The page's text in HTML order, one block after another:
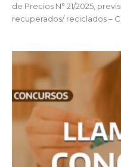
de Precios N° 21/2025,
recuperados/ reciclados –